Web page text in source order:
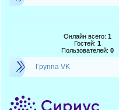
Онлайн всего: 1
Гостей: 1
Пользователей: 0
Группа VK